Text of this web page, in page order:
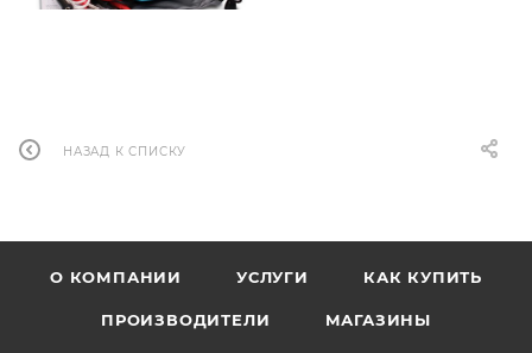
НАЗАД К СПИСКУ
О КОМПАНИИ УСЛУГИ КАК КУПИТЬ
ПРОИЗВОДИТЕЛИ МАГАЗИНЫ